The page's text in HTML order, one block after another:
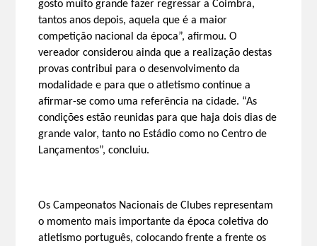
gosto muito grande fazer regressar a Coimbra,
tantos anos depois, aquela que é a maior
competição nacional da época”, afirmou. O
vereador considerou ainda que a realização destas
provas contribui para o desenvolvimento da
modalidade e para que o atletismo continue a
afirmar-se como uma referência na cidade. “As
condições estão reunidas para que haja dois dias de
grande valor, tanto no Estádio como no Centro de
Lançamentos”, concluiu.
Os Campeonatos Nacionais de Clubes representam
o momento mais importante da época coletiva do
atletismo português, colocando frente a frente os